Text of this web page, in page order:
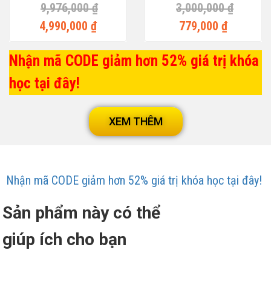
9,976,000 ₫
4,990,000 ₫
3,000,000 ₫
779,000 ₫
Nhận mã CODE giảm hơn 52% giá trị khóa
học tại đây!
XEM THÊM
Nhận mã CODE giảm hơn 52% giá trị khóa học tại đây!
Sản phẩm này có thể
giúp ích cho bạn